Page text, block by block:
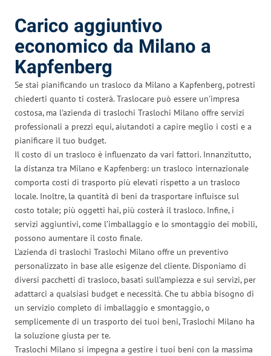
Carico aggiuntivo
economico da Milano a
Kapfenberg
Se stai pianificando un trasloco da Milano a Kapfenberg, potresti
chiederti quanto ti costerà. Traslocare può essere un’impresa
costosa, ma l’azienda di traslochi Traslochi Milano offre servizi
professionali a prezzi equi, aiutandoti a capire meglio i costi e a
pianificare il tuo budget.
Il costo di un trasloco è influenzato da vari fattori. Innanzitutto,
la distanza tra Milano e Kapfenberg: un trasloco internazionale
comporta costi di trasporto più elevati rispetto a un trasloco
locale. Inoltre, la quantità di beni da trasportare influisce sul
costo totale; più oggetti hai, più costerà il trasloco. Infine, i
servizi aggiuntivi, come l’imballaggio e lo smontaggio dei mobili,
possono aumentare il costo finale.
L’azienda di traslochi Traslochi Milano offre un preventivo
personalizzato in base alle esigenze del cliente. Disponiamo di
diversi pacchetti di trasloco, basati sull’ampiezza e sui servizi, per
adattarci a qualsiasi budget e necessità. Che tu abbia bisogno di
un servizio completo di imballaggio e smontaggio, o
semplicemente di un trasporto dei tuoi beni, Traslochi Milano ha
la soluzione giusta per te.
Traslochi Milano si impegna a gestire i tuoi beni con la massima